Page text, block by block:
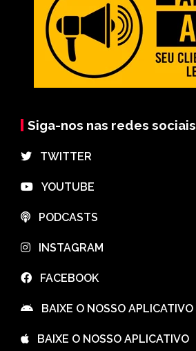
Siga-nos nas redes sociais
⠀TWITTER
⠀YOUTUBE
⠀PODCASTS
⠀INSTAGRAM
⠀FACEBOOK
⠀BAIXE O NOSSO APLICATIVO
⠀BAIXE O NOSSO APLICATIVO